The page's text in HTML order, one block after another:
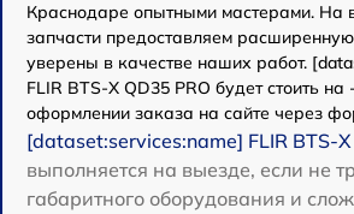
Краснодаре опытными мастерами. На
запчасти предоставляем
уверены в качестве наших работ.
FLIR BTS-X QD35 PRO будет стоить
оформлении заказа на сайте через
[dataset:services:name] FLIR BTS-
выполняется на выезде, если не
габаритного оборудования и